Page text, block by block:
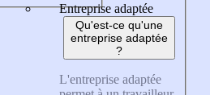
Entreprise adaptée
Qu'est-ce qu'une
entreprise adaptée
?
L'entreprise adaptée